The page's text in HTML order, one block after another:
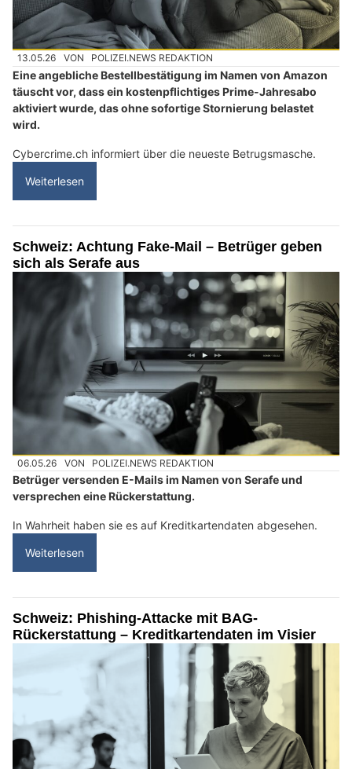
13.05.26 VON POLIZEI.NEWS REDAKTION
Eine angebliche Bestellbestätigung im Namen von Amazon
täuscht vor, dass ein kostenpflichtiges Prime-Jahresabo
aktiviert wurde, das ohne sofortige Stornierung belastet
wird.
Cybercrime.ch informiert über die neueste Betrugsmasche.
Weiterlesen
Schweiz: Achtung Fake-Mail – Betrüger geben
sich als Serafe aus
06.05.26 VON POLIZEI.NEWS REDAKTION
Betrüger versenden E-Mails im Namen von Serafe und
versprechen eine Rückerstattung.
In Wahrheit haben sie es auf Kreditkartendaten abgesehen.
Weiterlesen
Schweiz: Phishing-Attacke mit BAG-
Rückerstattung – Kreditkartendaten im Visier